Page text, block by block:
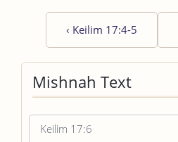
‹ Keilim 17:4-5
Mishnah Text
Keilim 17:6